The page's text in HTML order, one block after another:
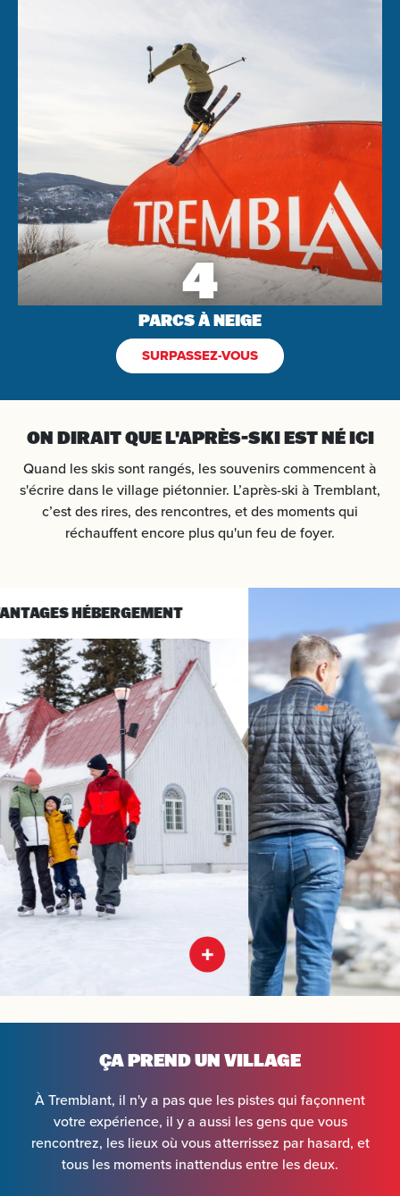
4
PARCS À NEIGE
SURPASSEZ-VOUS
ON DIRAIT QUE L'APRÈS-SKI EST NÉ ICI
Quand les skis sont rangés, les souvenirs commencent à
s'écrire dans le village piétonnier. L’après-ski à Tremblant,
c’est des rires, des rencontres, et des moments qui
réchauffent encore plus qu'un feu de foyer.
ÇA PREND UN VILLAGE
À Tremblant, il n'y a pas que les pistes qui façonnent
votre expérience, il y a aussi les gens que vous
rencontrez, les lieux où vous atterrissez par hasard, et
tous les moments inattendus entre les deux.
Départ
Adultes
Enfants
RECHERCHEZ